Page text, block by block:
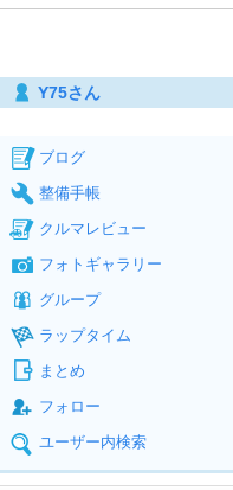
Y75さん
ブログ
整備手帳
クルマレビュー
フォトギャラリー
グループ
ラップタイム
まとめ
フォロー
ユーザー内検索